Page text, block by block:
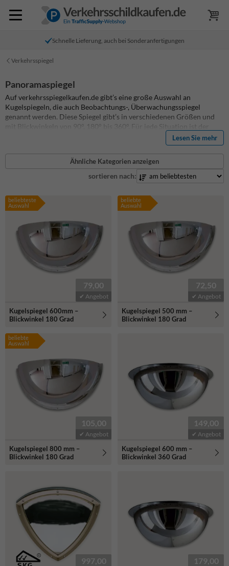
Schnelle Lieferung, auch bei Sonderanfertigungen
Verkehrsspiegel
Panoramaspiegel
Auf verkehrsspiegelkaufen.de gibt’s eine große Auswahl an
Kugelspiegeln, die auch Beobachtungs-, Überwachungsspiegel
genannt werden. Diese Spiegel gibt’s in verschiedenen Größen und
mit Blickwinkeln von 90°, 180° bis 360°. Für jede Situation ist der
passende Kugelspiegel dabei – egal ob in öffentlichen Bereichen,
abgesperrten Zonen oder an Orten, wo extra Sicherheit gebraucht
wird. Manche Modelle sind sogar mit SKG-Zertifikat, was sie
besonders robust gegen Stöße und Vandalismus macht. Mehr Infos zu
den einzelnen Spiegeln findest du bei den Produkten unten.
Lesen Sie mehr
Ähnliche Kategorien anzeigen
sortieren nach:
beliebteste
Auswahl
79,00
✔ Angebot
Kugelspiegel 600mm –
Blickwinkel 180 Grad
beliebte
Auswahl
72,50
✔ Angebot
Kugelspiegel 500 mm –
Blickwinkel 180 Grad
beliebte
Auswahl
105,00
✔ Angebot
Kugelspiegel 800 mm –
Blickwinkel 180 Grad
149,00
✔ Angebot
Kugelspiegel 600 mm –
Blickwinkel 360 Grad
997,00 179,00